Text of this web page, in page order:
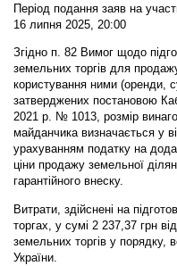
Період подання заяв на
16 липня 2025, 20:00
Згідно п. 82 Вимог щодо
земельних торгів для
користування ними (оренди,
затверджених постановою
2021 р. № 1013, розмір
майданчика визначається у
урахуванням податку на
ціни продажу земельної
гарантійного внеску.
Витрати, здійснені на
торгах, у сумі 2 237,37 грн
земельних торгів у порядку,
України.